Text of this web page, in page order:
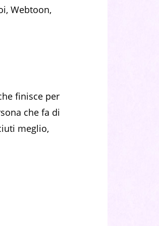
Webtoon,
finisce per
che fa di
meglio,